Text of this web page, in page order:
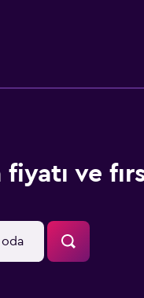
Kahvaltı ve
Otel bünyesinde iş
ve
oda